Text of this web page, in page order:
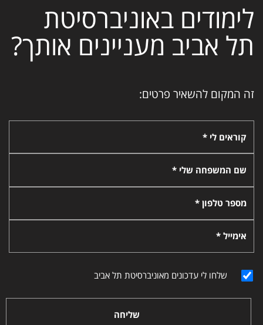
לימודים באוניברסיטת
תל אביב מעניינים אותך?
זה המקום להשאיר פרטים:
קוראים לי *
שם המשפחה שלי *
מספר טלפון *
אימייל *
שלחו לי עדכונים מאוניברסיטת תל אביב
שליחה